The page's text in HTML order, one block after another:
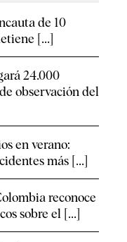
de 10
[...]
24.000
observación del
en verano:
más [...]
reconoce
sobre el [...]